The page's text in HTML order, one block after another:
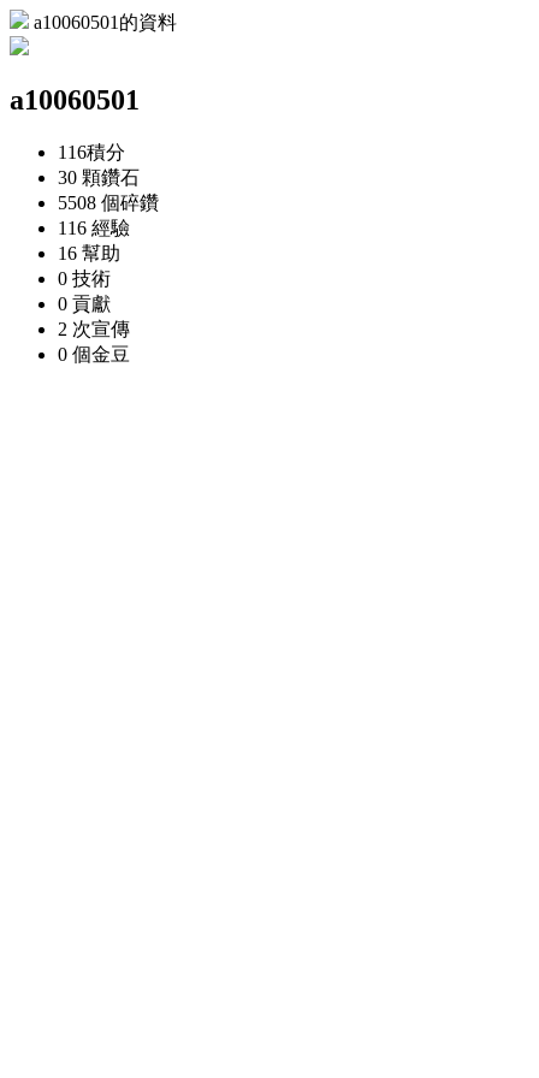
a10060501的資料
a10060501
116積分
30 顆鑽石
5508 個碎鑽
116 經驗
16 幫助
0 技術
0 貢獻
2 次宣傳
0 個金豆